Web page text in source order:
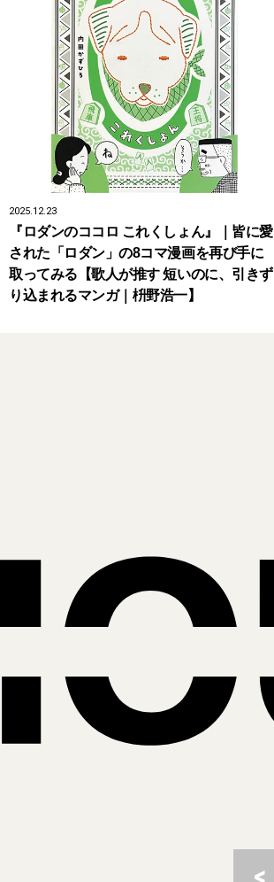
2025.12.23
『ロダンのココロ これくしょん』｜皆に愛
された「ロダン」の8コマ漫画を再び手に
取ってみる【歌人が推す 短いのに、引きず
り込まれるマンガ｜枡野浩一】